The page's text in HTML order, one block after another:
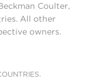
Coulter,
All other
owners.